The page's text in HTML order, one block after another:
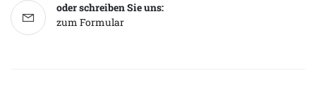
oder schreiben Sie uns:
zum Formular